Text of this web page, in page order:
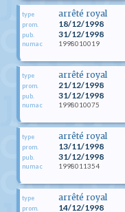
type arrêté royal
prom. 18/12/1998
pub. 31/12/1998
numac 1998010019
type arrêté royal
prom. 21/12/1998
pub. 31/12/1998
numac 1998010075
type arrêté royal
prom. 13/11/1998
pub. 31/12/1998
numac 1998011354
type arrêté royal
prom. 14/12/1998